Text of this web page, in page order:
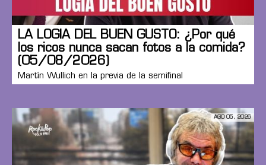
LA LOGIA DEL BUEN GUSTO: ¿Por qué
los ricos nunca sacan fotos a la comida?
(05/08/2026)
Martín Wullich en la previa de la semifinal
AGO 05, 2026